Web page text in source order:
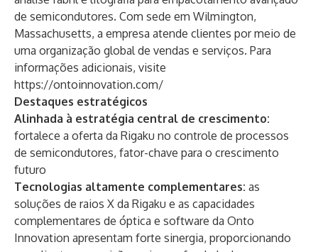
de semicondutores. Com sede em Wilmington,
Massachusetts, a empresa atende clientes por meio de
uma organização global de vendas e serviços. Para
informações adicionais, visite
https://ontoinnovation.com/
Destaques estratégicos
Alinhada à estratégia central de crescimento:
fortalece a oferta da Rigaku no controle de processos
de semicondutores, fator-chave para o crescimento
futuro
Tecnologias altamente complementares: as
soluções de raios X da Rigaku e as capacidades
complementares de óptica e software da Onto
Innovation apresentam forte sinergia, proporcionando